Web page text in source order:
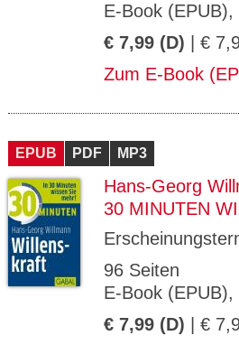
E-Book
€ 7,99 (D) | €
Zum E-Book
EPUB PDF MP3
Hans-Georg
30 MINUTEN
96 Seiten
E-Book
€ 7,99 (D) | €